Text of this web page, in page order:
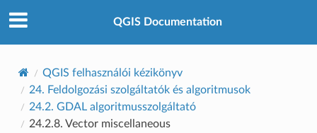
QGIS Documentation
QGIS felhasználói kézikönyv
24. Feldolgozási szolgáltatók és algoritmusok
24.2. GDAL algoritmusszolgáltató
24.2.8. Vector miscellaneous